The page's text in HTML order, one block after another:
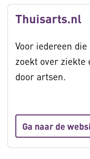
Thuisarts.nl
Voor iedereen
zoekt over ziekte
door artsen.
Ga naar de